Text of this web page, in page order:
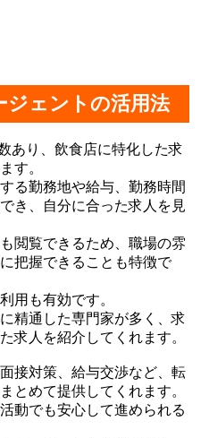
ジェントの活用法
あり、飲食店に特化した求
す。
る勤務地や給与、勤務時間
き、自分に合った求人を見
閲覧できるため、職場の雰
把握できることも特徴で
用も有効です。
精通した専門家が多く、求
求人を紹介してくれます。
接対策、給与交渉など、転
とめて提供してくれます。
動でも安心して進められる